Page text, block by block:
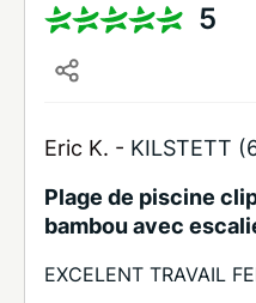
5
Eric K. - KILSTETT
Plage de piscine
bambou avec
EXCELENT TRAVAIL